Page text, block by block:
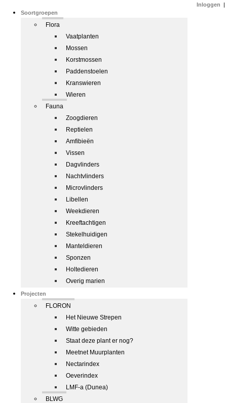
Soortgroepen
Flora
Vaatplanten
Mossen
Korstmossen
Paddenstoelen
Kranswieren
Wieren
Fauna
Zoogdieren
Reptielen
Amfibieën
Vissen
Dagvlinders
Nachtvlinders
Microvlinders
Libellen
Weekdieren
Kreeftachtigen
Stekelhuidigen
Manteldieren
Sponzen
Holtedieren
Overig marien
Projecten
FLORON
Het Nieuwe Strepen
Witte gebieden
Staat deze plant er nog?
Meetnet Muurplanten
Nectarindex
Oeverindex
LMF-a (Dunea)
BLWG
Inloggen |